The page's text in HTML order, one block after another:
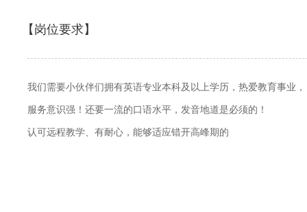
【岗位要求】
我们需要小伙伴们拥有英语专业本科及以上学历，热爱教育事业，
服务意识强！还要一流的口语水平，发音地道是必须的！
认可远程教学、有耐心，能够适应错开高峰期的